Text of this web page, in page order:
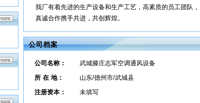
我厂有着先进的生产设备和生产工艺，高素质的员工团队
真诚合作携手共进，共创辉煌。
公司档案
公司名称： 武城滕庄志军空调通风设备
所 在 地：
山东/德州市/武城县
注册资本：
未填写